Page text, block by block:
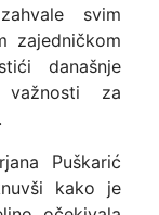
svim
zajedničkom
današnje
za
Puškarić
kako je